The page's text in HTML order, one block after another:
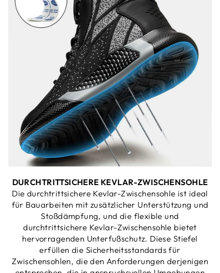
DURCHTRITTSICHERE KEVLAR-ZWISCHENSOHLE
Die durchtrittsichere Kevlar-Zwischensohle ist ideal
für Bauarbeiten mit zusätzlicher Unterstützung und
Stoßdämpfung, und die flexible und
durchtrittsichere Kevlar-Zwischensohle bietet
hervorragenden Unterfußschutz. Diese Stiefel
erfüllen die Sicherheitsstandards für
Zwischensohlen, die den Anforderungen derjenigen